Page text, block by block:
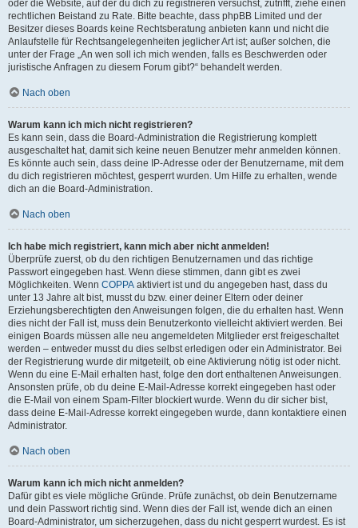
oder die Website, auf der du dich zu registrieren versuchst, zutrifft, ziehe einen
rechtlichen Beistand zu Rate. Bitte beachte, dass phpBB Limited und der
Besitzer dieses Boards keine Rechtsberatung anbieten kann und nicht die
Anlaufstelle für Rechtsangelegenheiten jeglicher Art ist; außer solchen, die
unter der Frage „An wen soll ich mich wenden, falls es Beschwerden oder
juristische Anfragen zu diesem Forum gibt?“ behandelt werden.
Nach oben
Warum kann ich mich nicht registrieren?
Es kann sein, dass die Board-Administration die Registrierung komplett
ausgeschaltet hat, damit sich keine neuen Benutzer mehr anmelden können.
Es könnte auch sein, dass deine IP-Adresse oder der Benutzername, mit dem
du dich registrieren möchtest, gesperrt wurden. Um Hilfe zu erhalten, wende
dich an die Board-Administration.
Nach oben
Ich habe mich registriert, kann mich aber nicht anmelden!
Überprüfe zuerst, ob du den richtigen Benutzernamen und das richtige
Passwort eingegeben hast. Wenn diese stimmen, dann gibt es zwei
Möglichkeiten. Wenn COPPA aktiviert ist und du angegeben hast, dass du
unter 13 Jahre alt bist, musst du bzw. einer deiner Eltern oder deiner
Erziehungsberechtigten den Anweisungen folgen, die du erhalten hast. Wenn
dies nicht der Fall ist, muss dein Benutzerkonto vielleicht aktiviert werden. Bei
einigen Boards müssen alle neu angemeldeten Mitglieder erst freigeschaltet
werden – entweder musst du dies selbst erledigen oder ein Administrator. Bei
der Registrierung wurde dir mitgeteilt, ob eine Aktivierung nötig ist oder nicht.
Wenn du eine E-Mail erhalten hast, folge den dort enthaltenen Anweisungen.
Ansonsten prüfe, ob du deine E-Mail-Adresse korrekt eingegeben hast oder
die E-Mail von einem Spam-Filter blockiert wurde. Wenn du dir sicher bist,
dass deine E-Mail-Adresse korrekt eingegeben wurde, dann kontaktiere einen
Administrator.
Nach oben
Warum kann ich mich nicht anmelden?
Dafür gibt es viele mögliche Gründe. Prüfe zunächst, ob dein Benutzername
und dein Passwort richtig sind. Wenn dies der Fall ist, wende dich an einen
Board-Administrator, um sicherzugehen, dass du nicht gesperrt wurdest. Es ist